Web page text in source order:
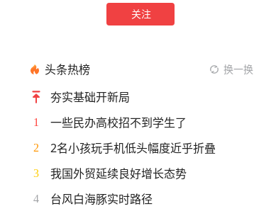
关注
头条热榜 换一换
夯实基础开新局
1 一些民办高校招不到学生了
2 2名小孩玩手机低头幅度近乎折叠
3 我国外贸延续良好增长态势
4 台风白海豚实时路径